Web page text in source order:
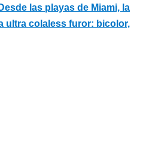
Desde las playas de Miami, la
ultra colaless furor: bicolor,